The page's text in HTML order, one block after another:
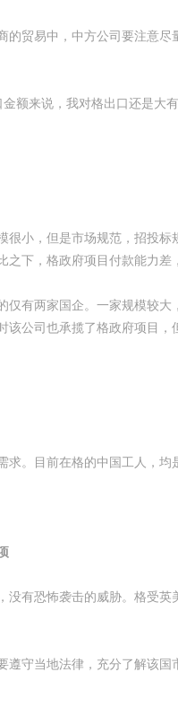
的贸易中，中方公司要注意
额来说，我对格出口还是大有
很小，但是市场规范，招投
下，格政府项目付款能力差
仅有两家国企。一家规模较
该公司也承揽了格政府项目
求。目前在格的中国工人，均
没有恐怖袭击的威胁。格受
遵守当地法律，充分了解该国